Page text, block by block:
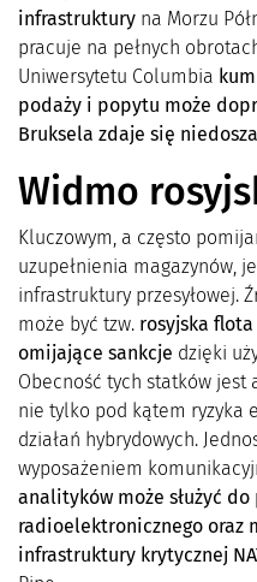
infrastruktury na Morzu
pracuje na pełnych
Uniwersytetu Columbia
podaży i popytu może
Bruksela zdaje się
Widmo
Kluczowym, a często
uzupełnienia magazynów,
infrastruktury przesyłowej.
może być tzw. rosyjska
omijające sankcje dzięki
Obecność tych statków
nie tylko pod kątem ryzyka
działań hybrydowych.
wyposażeniem
analityków może służyć
radioelektronicznego oraz
infrastruktury krytycznej